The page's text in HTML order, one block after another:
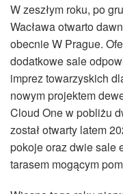
W zeszłym roku, po
Wacława otwarto
obecnie W Prague.
dodatkowe sale
imprez towarzyskich
nowym projektem
Cloud One w pobliżu
został otwarty latem
pokoje oraz dwie sale
tarasem mogącym